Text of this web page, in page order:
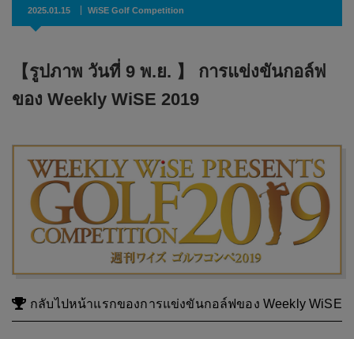
2025.01.15 WiSE Golf Competition
【รูปภาพ วันที่ 9 พ.ย. 】 การแข่งขันกอล์ฟ
ของ Weekly WiSE 2019
กลับไปหน้าแรกของการแข่งขันกอล์ฟของ Weekly WiSE